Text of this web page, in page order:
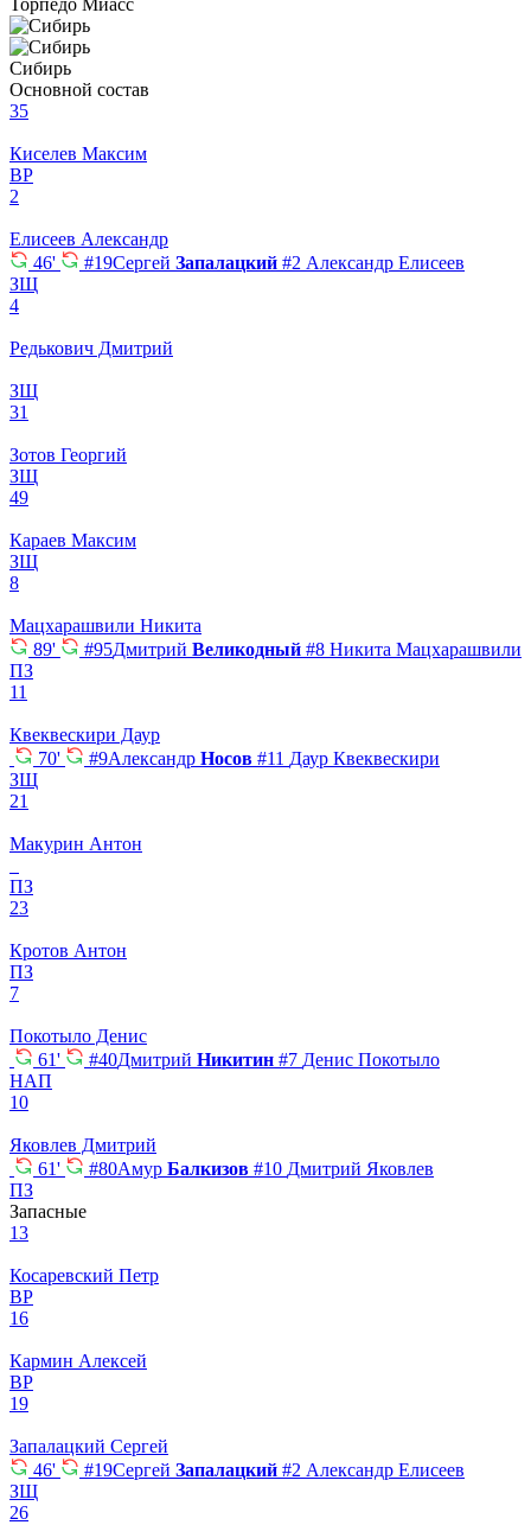
Торпедо Миасс
Сибирь
Основной состав
35
Киселев Максим
ВР
2
Елисеев Александр
46'
#19Сергей Запалацкий #2 Александр Елисеев
ЗЩ
4
Редькович Дмитрий
ЗЩ
31
Зотов Георгий
ЗЩ
49
Караев Максим
ЗЩ
8
Мацхарашвили Никита
89'
#95Дмитрий Великодный #8 Никита Мацхарашвили
ПЗ
11
Квеквескири Даур
70'
#9Александр Носов #11 Даур Квеквескири
ЗЩ
21
Макурин Антон
ПЗ
23
Кротов Антон
ПЗ
7
Покотыло Денис
61'
#40Дмитрий Никитин #7 Денис Покотыло
НАП
10
Яковлев Дмитрий
61'
#80Амур Балкизов #10 Дмитрий Яковлев
ПЗ
Запасные
13
Косаревский Петр
ВР
16
Кармин Алексей
ВР
19
Запалацкий Сергей
46'
#19Сергей Запалацкий #2 Александр Елисеев
ЗЩ
26